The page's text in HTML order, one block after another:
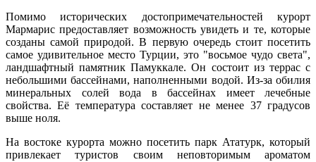
Помимо исторических достопримечательностей курорт
Мармарис предоставляет возможность увидеть и те, которые
созданы самой природой. В первую очередь стоит посетить
самое удивительное место Турции, это "восьмое чудо света",
ландшафтный памятник Памуккале. Он состоит из террас с
небольшими бассейнами, наполненными водой. Из-за обилия
минеральных солей вода в бассейнах имеет лечебные
свойства. Её температура составляет не менее 37 градусов
выше ноля.
На востоке курорта можно посетить парк Ататурк, который
привлекает туристов своим неповторимым ароматом